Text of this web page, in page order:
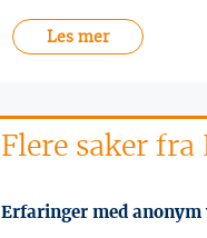
Les mer
Flere saker fra
Erfaringer med